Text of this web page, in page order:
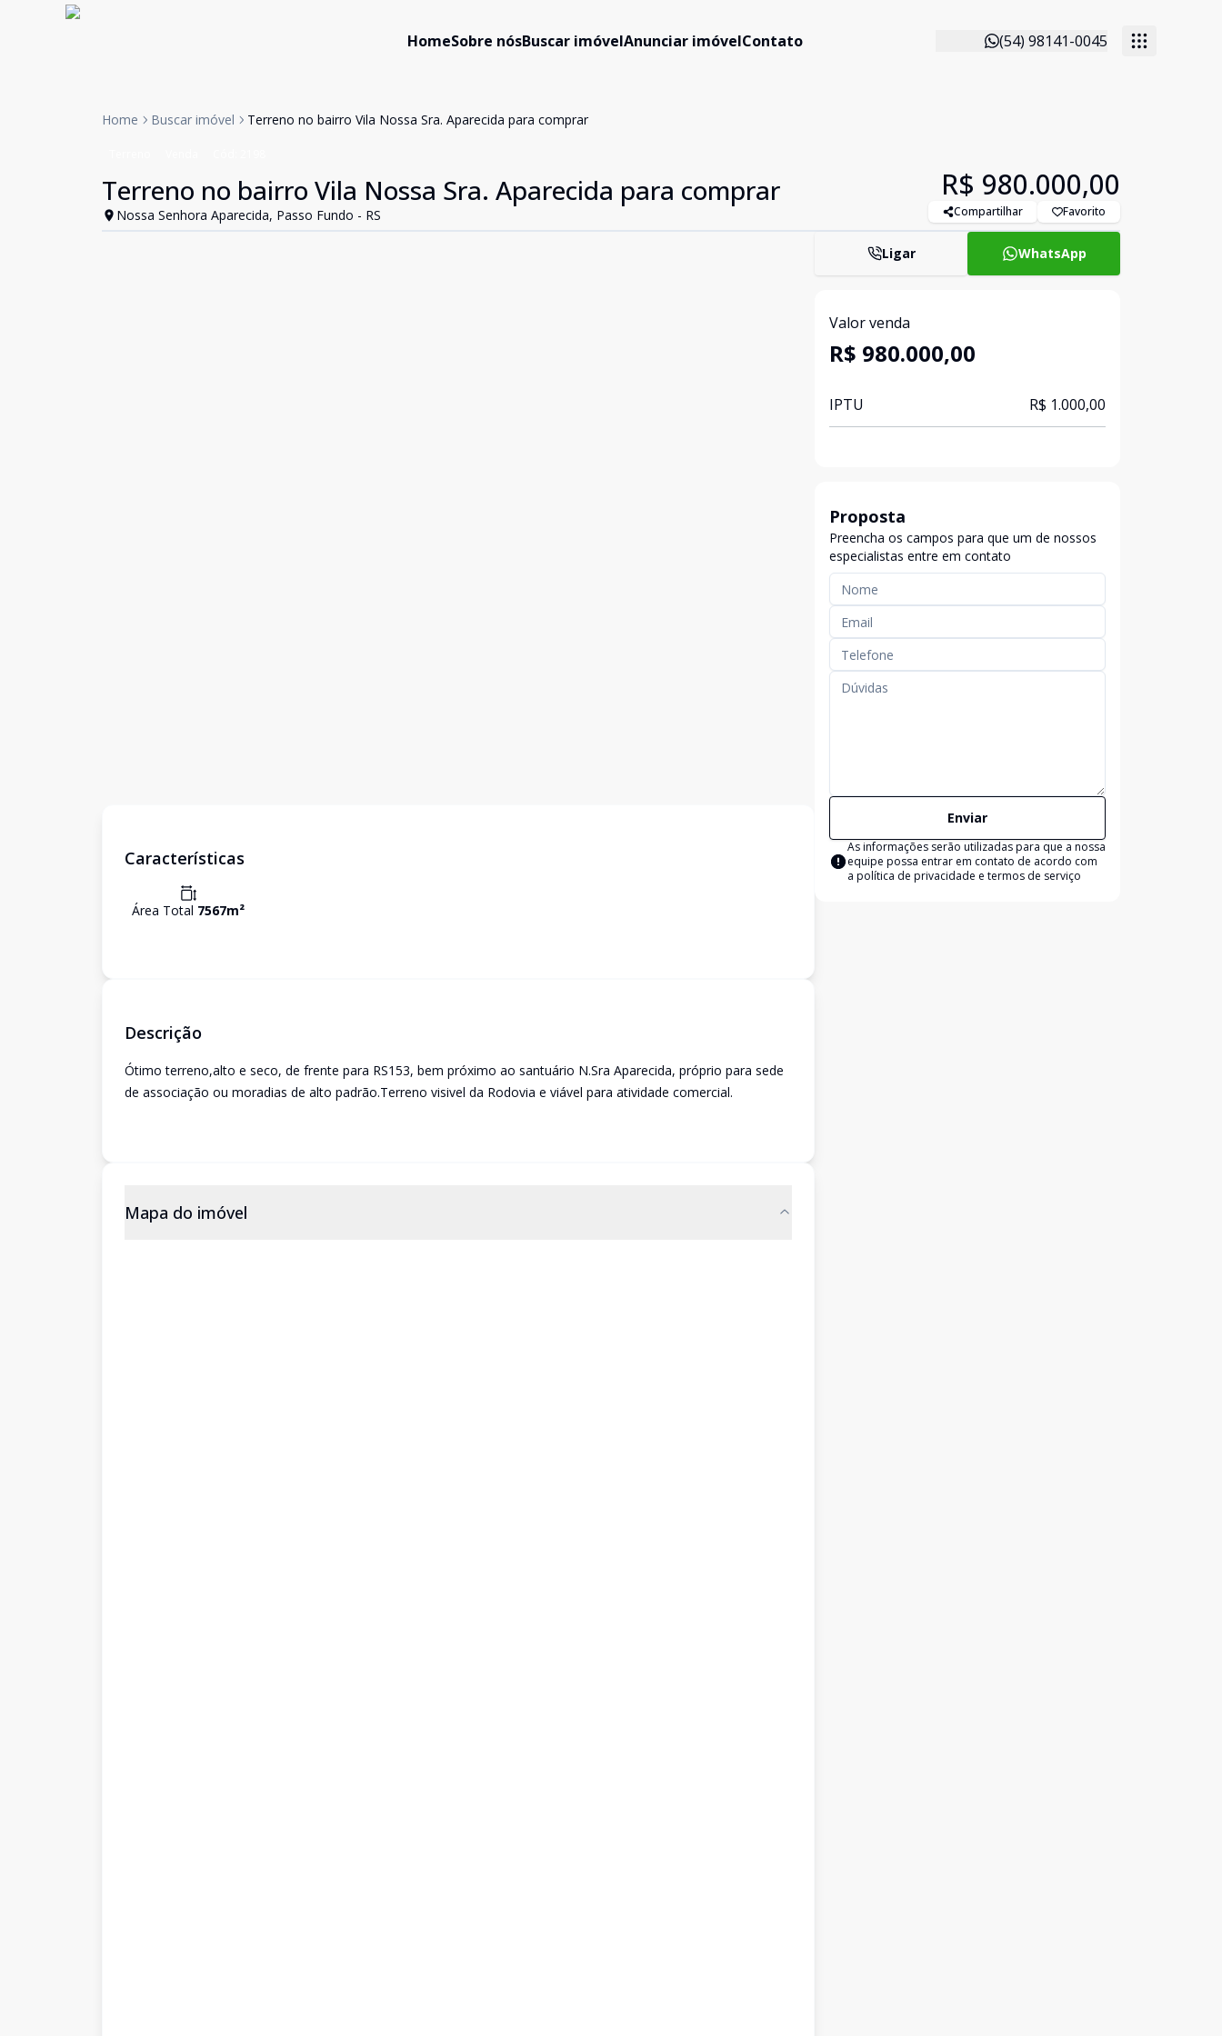
HomeSobre nósBuscar imóvelAnunciar imóvelContato (54) 98141-0045
Home Buscar imóvel Terreno no bairro Vila Nossa Sra. Aparecida para comprar
Terreno no bairro Vila Nossa Sra. Aparecida para comprar
Nossa Senhora Aparecida, Passo Fundo - RS
R$ 980.000,00
Compartilhar Favorito
Características
Área Total 7567m²
Descrição
Ótimo terreno,alto e seco, de frente para RS153, bem próximo ao santuário N.Sra Aparecida, próprio para sede
de associação ou moradias de alto padrão.Terreno visivel da Rodovia e viável para atividade comercial.
Mapa do imóvel
Ligar WhatsApp
Valor venda
R$ 980.000,00
IPTU R$ 1.000,00
Proposta
Preencha os campos para que um de nossos
especialistas entre em contato
Enviar
As informações serão utilizadas para que a nossa
equipe possa entrar em contato de acordo com
a política de privacidade e termos de serviço